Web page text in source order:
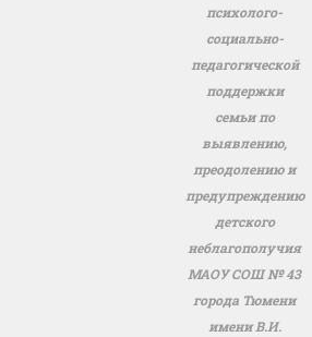
психолого-
социально-
педагогической
поддержки
семьи по
выявлению,
преодолению и
предупреждению
детского
неблагополучия
МАОУ СОШ № 43
города Тюмени
имени В.И.